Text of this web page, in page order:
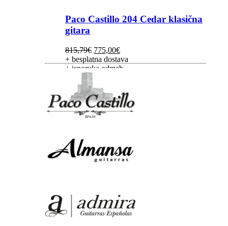
Paco Castillo 204 Cedar klasična
gitara
815,79€ Izvorna
cijena
bila
815,79€.
775,00€Trenutna
cijena
je:
+ besplatna dostava
+ isporuka odmah